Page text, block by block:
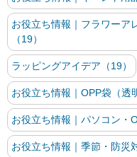
お役立ち情報｜フラワーア
（19）
ラッピングアイデア（19）
お役立ち情報｜OPP袋（透
お役立ち情報｜パソコン・
お役立ち情報｜季節・防災